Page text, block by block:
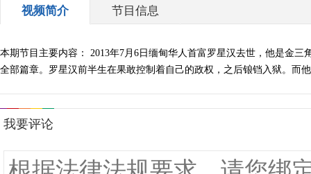
视频简介 节目信息
本期节目主要内容： 2013年7月6日缅甸华人首富罗星汉去世，他是金
全部篇章。罗星汉前半生在果敢控制着自己的政权，之后锒铛入狱。而